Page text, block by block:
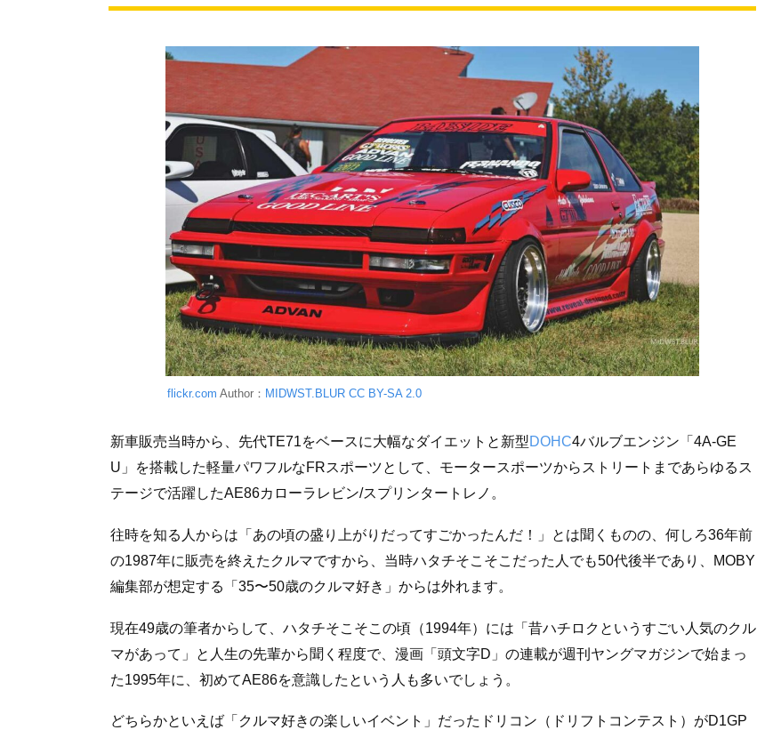
flickr.com Author： MIDWST.BLUR CC BY-SA 2.0
新車販売当時から、先代TE71をベースに大幅なダイエットと新型DOHC4バルブエンジン「4A-GE
U」を搭載した軽量パワフルなFRスポーツとして、モータースポーツからストリートまであらゆるス
テージで活躍したAE86カローラレビン/スプリンタートレノ。
往時を知る人からは「あの頃の盛り上がりだってすごかったんだ！」とは聞くものの、何しろ36年前
の1987年に販売を終えたクルマですから、当時ハタチそこそこだった人でも50代後半であり、MOBY
編集部が想定する「35〜50歳のクルマ好き」からは外れます。
現在49歳の筆者からして、ハタチそこそこの頃（1994年）には「昔ハチロクというすごい人気のクル
マがあって」と人生の先輩から聞く程度で、漫画「頭文字D」の連載が週刊ヤングマガジンで始まっ
た1995年に、初めてAE86を意識したという人も多いでしょう。
どちらかといえば「クルマ好きの楽しいイベント」だったドリコン（ドリフトコンテスト）がD1GP